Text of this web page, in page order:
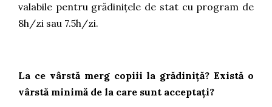
valabile pentru grădinițele de stat cu program de
8h/zi sau 7.5h/zi.
La ce vârstă merg copiii la grădiniță? Există o
vârstă minimă de la care sunt acceptați?